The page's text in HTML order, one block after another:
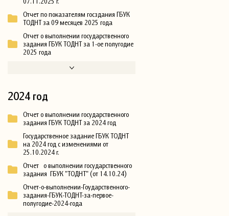
Отчет по показателям госздания ГБУК
ТОДНТ за 09 месяцев 2025 года
Отчет о выполнении государственного
задания ГБУК ТОДНТ за 1-ое полугодие
2025 года
2024 год
Отчет о выполнении государственного
задания ГБУК ТОДНТ за 2024 год
Государственное задание ГБУК ТОДНТ
на 2024 год с изменениями от
25.10.2024 г.
Отчет о выполнении государственного
задания ГБУК "ТОДНТ" (от 14.10.24)
Отчет-о-выполнении-Гоударственного-
задания-ГБУК-ТОДНТ-за-первое-
полугодие-2024-года